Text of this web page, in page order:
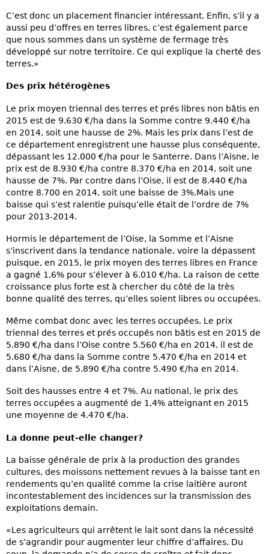
C’est donc un placement financier intéressant. Enfin, s’il y a
aussi peu d’offres en terres libres, c’est également parce
que nous sommes dans un système de fermage très
développé sur notre territoire. Ce qui explique la cherté des
terres.»
Des prix hétérogènes
Le prix moyen triennal des terres et prés libres non bâtis en
2015 est de 9.630 €/ha dans la Somme contre 9.440 €/ha
en 2014, soit une hausse de 2%. Mais les prix dans l’est de
ce département enregistrent une hausse plus conséquente,
dépassant les 12.000 €/ha pour le Santerre. Dans l’Aisne, le
prix est de 8.930 €/ha contre 8.370 €/ha en 2014, soit une
hausse de 7%. Par contre dans l’Oise, il est de 8.440 €/ha
contre 8.700 en 2014, soit une baisse de 3%.Mais une
baisse qui s’est ralentie puisqu’elle était de l’ordre de 7%
pour 2013-2014.
Hormis le département de l’Oise, la Somme et l’Aisne
s’inscrivent dans la tendance nationale, voire la dépassent
puisque, en 2015, le prix moyen des terres libres en France
a gagné 1,6% pour s’élever à 6.010 €/ha. La raison de cette
croissance plus forte est à chercher du côté de la très
bonne qualité des terres, qu’elles soient libres ou occupées.
Même combat donc avec les terres occupées. Le prix
triennal des terres et prés occupés non bâtis est en 2015 de
5.890 €/ha dans l’Oise contre 5.560 €/ha en 2014, il est de
5.680 €/ha dans la Somme contre 5.470 €/ha en 2014 et
dans l’Aisne, de 5.890 €/ha contre 5.490 €/ha en 2014.
Soit des hausses entre 4 et 7%. Au national, le prix des
terres occupées a augmenté de 1,4% atteignant en 2015
une moyenne de 4.470 €/ha.
La donne peut-elle changer?
La baisse générale de prix à la production des grandes
cultures, des moissons nettement revues à la baisse tant en
rendements qu’en qualité comme la crise laitière auront
incontestablement des incidences sur la transmission des
exploitations demain.
«Les agriculteurs qui arrêtent le lait sont dans la nécessité
de s’agrandir pour augmenter leur chiffre d’affaires. Du